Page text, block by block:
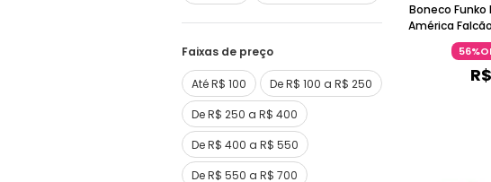
Faixas de preço
Até R$ 100
De R$ 100 a R$ 250
De R$ 250 a R$ 400
De R$ 400 a R$ 550
De R$ 550 a R$ 700
Boneco
América
Cm Vinil
R$